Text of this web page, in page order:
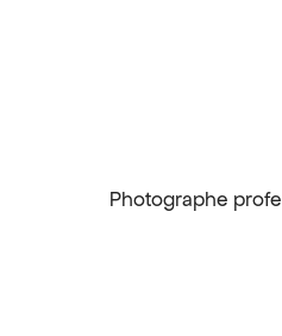
Photographe